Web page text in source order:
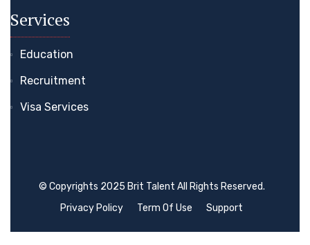
Services
Education
Recruitment
Visa Services
© Copyrights 2025 Brit Talent All Rights Reserved.
Privacy Policy
Term Of Use Support